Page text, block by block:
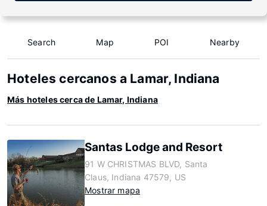
Search Map POI Nearby
Hoteles cercanos a Lamar, Indiana
Más hoteles cerca de Lamar, Indiana
Santas Lodge and Resort
91 W CHRISTMAS BLVD, Santa
Claus, Indiana 47579, US
Mostrar mapa